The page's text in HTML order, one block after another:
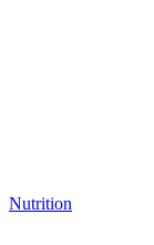
Nutrition